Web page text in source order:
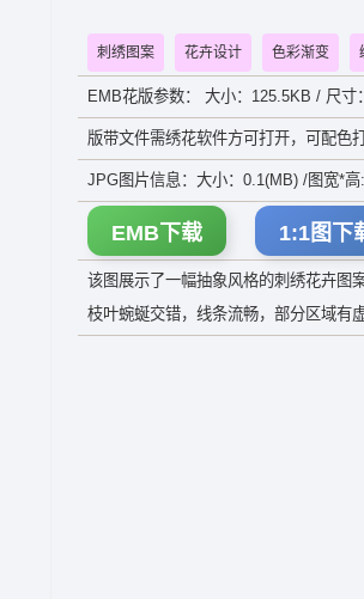
刺绣图案 花卉设计 色彩渐变
EMB花版参数： 大小：125.5KB / 尺
版带文件需绣花软件方可打开，可配色
JPG图片信息：大小：0.1(MB) /图宽*
EMB下载 1:1图下
该图展示了一幅抽象风格的刺绣花卉图
枝叶蜿蜒交错，线条流畅，部分区域有